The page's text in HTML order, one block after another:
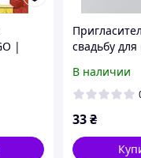
|
|
свадьбу для
В наличии
33 ₴